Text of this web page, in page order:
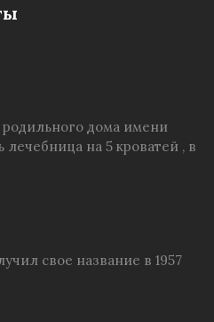
родильного дома имени
лечебница на 5 кроватей , в
свое название в 1957